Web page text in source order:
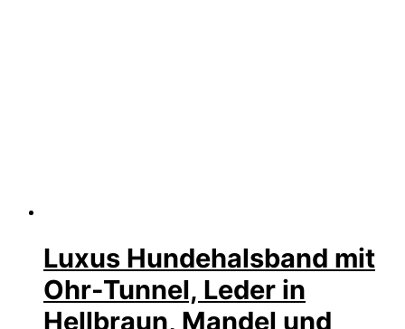
Luxus Hundehalsband mit
Ohr-Tunnel, Leder in
Hellbraun, Mandel und